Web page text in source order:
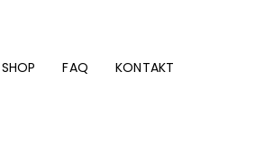
SHOP FAQ KONTAKT